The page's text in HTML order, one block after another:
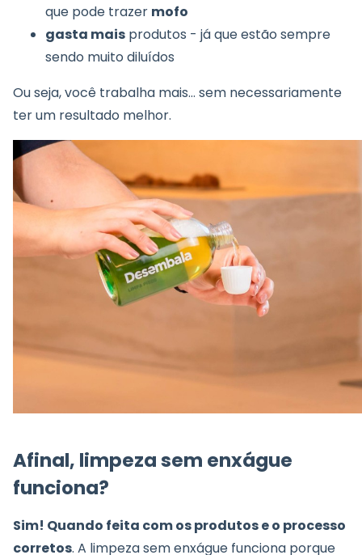
que pode trazer mofo
gasta mais produtos - já que estão sempre
sendo muito diluídos
Ou seja, você trabalha mais… sem necessariamente
ter um resultado melhor.
Afinal, limpeza sem enxágue
funciona?
Sim! Quando feita com os produtos e o processo
corretos. A limpeza sem enxágue funciona porque